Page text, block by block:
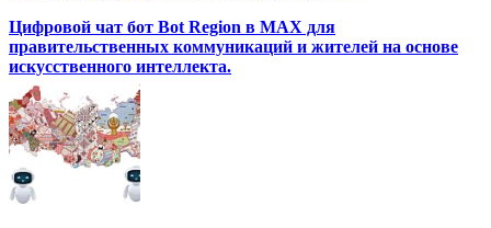
Цифровой чат бот Вot Region в MAX для
правительственных коммуникаций и жителей на основе
искусственного интеллекта.